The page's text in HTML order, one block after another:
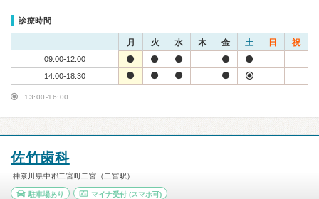
診療時間
月 火 水 木 金 土 日 祝
09:00-12:00
14:00-18:30
13:00-16:00
佐竹歯科
神奈川県中郡二宮町二宮（二宮駅）
駐車場あり マイナ受付(スマホ可)